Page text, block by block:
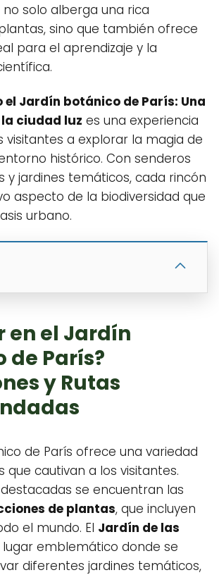
solo alberga una rica
sino que también ofrece
para el aprendizaje y la
el Jardín botánico de París: Una
ciudad luz es una experiencia
visitantes a explorar la magia de
histórico. Con senderos
y jardines temáticos, cada rincón
aspecto de la biodiversidad que
urbano.
en el Jardín
de París?
y Rutas
de París ofrece una variedad
que cautivan a los visitantes.
se encuentran las
de plantas, que incluyen
el mundo. El Jardín de las
lugar emblemático donde se
diferentes jardines temáticos,